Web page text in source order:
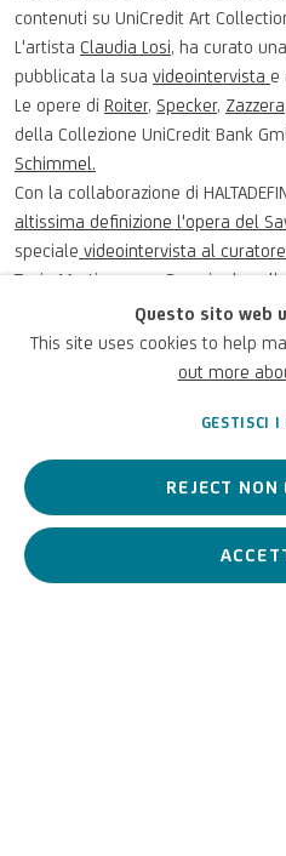
contenuti su UniCredit Art
L'artistaClaudia Losi, ha curato
pubblicata la suavideointervista e
Le opere diRoiter, Specker, Zazzera
della Collezione UniCredit Bank
Schimmel.
Con la collaborazione di
altissima definizione l'opera del
speciale videointervista al
Tosio Martinengo a Brescia dove
L'artista Simone Pellegrini ha
"Camera d'eco" (come l'ignoto,
PRECEDENTE
Questo sito web
This site uses cookies to help
out more
GESTISCI I
REJECT NON